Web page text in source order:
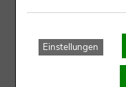
Einstellungen